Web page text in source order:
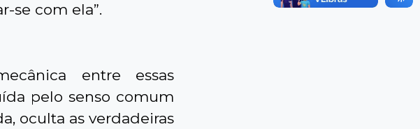
se com ela”.
entre essas
pelo senso comum
oculta as verdadeiras